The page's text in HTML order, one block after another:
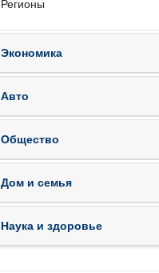
Регионы
Экономика
Авто
Общество
Дом и семья
Наука и здоровье